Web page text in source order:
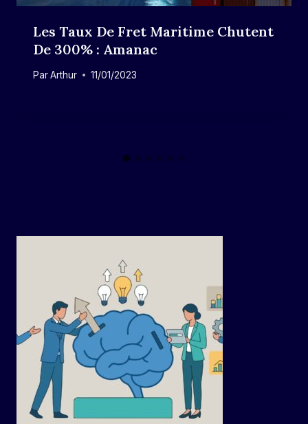
Les Taux De Fret Maritime Chutent
De 300% : Amanac
ParArthur 11/01/2023